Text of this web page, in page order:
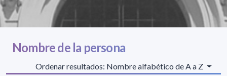
Nombre de la persona
Ordenar resultados: Nombre alfabético de A a Z